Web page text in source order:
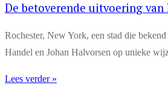
De betoverende uitvoering van
Rochester, New York, een stad die
Handel en Johan Halvorsen op unieke
Lees verder »